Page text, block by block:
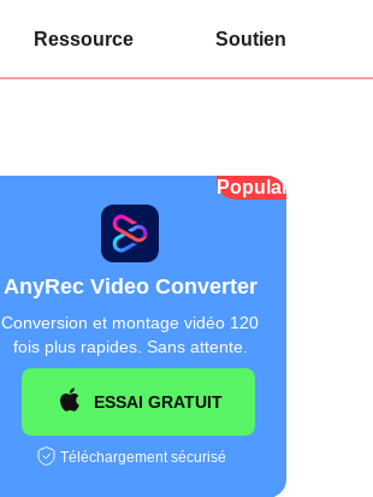
Ressource Soutien
Populaire
AnyRec Video Converter
Conversion et montage vidéo 120
fois plus rapides. Sans attente.
ESSAI GRATUIT
Téléchargement sécurisé